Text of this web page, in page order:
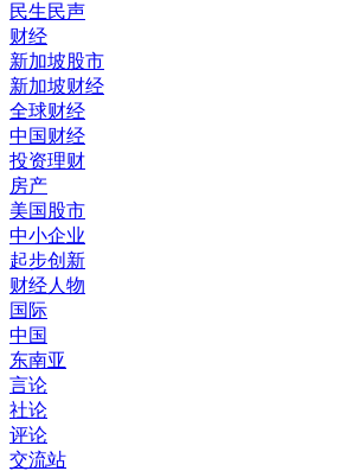
民生民声
财经
新加坡股市
新加坡财经
全球财经
中国财经
投资理财
房产
美国股市
中小企业
起步创新
财经人物
国际
中国
东南亚
言论
社论
评论
交流站